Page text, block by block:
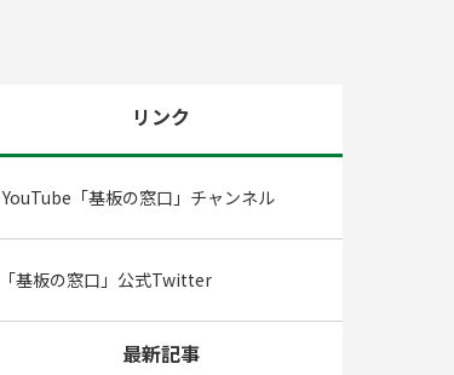
リンク
YouTube「基板の窓口」チャンネル
「基板の窓口」公式Twitter
最新記事